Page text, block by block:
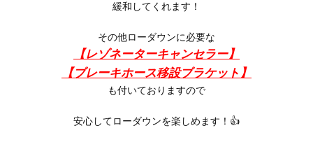
緩和してくれます！
その他ローダウンに必要な
【レゾネーターキャンセラー】
【ブレーキホース移設ブラケット】
も付いておりますので
安心してローダウンを楽しめます！👍